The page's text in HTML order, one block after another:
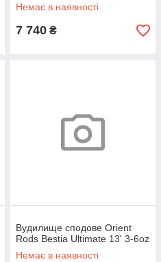
Немає в наявності
7 740 ₴
Вудилище сподове Orient
Rods Bestia Ultimate 13' 3-6oz
Немає в наявності